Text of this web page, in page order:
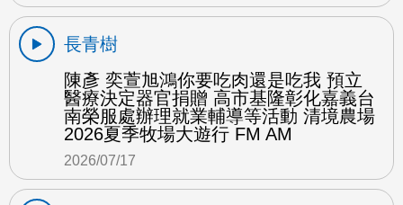
長青樹
陳彥 奕萱旭鴻你要吃肉還是吃我 預立
醫療決定器官捐贈 高市基隆彰化嘉義台
南榮服處辦理就業輔導等活動 清境農場
2026夏季牧場大遊行 FM AM
2026/07/17